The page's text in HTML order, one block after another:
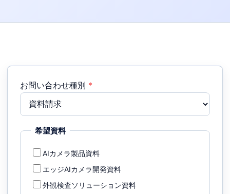
お問い合わせ種別 *
希望資料
AIカメラ製品資料
エッジAIカメラ開発資料
外観検査ソリューション資料